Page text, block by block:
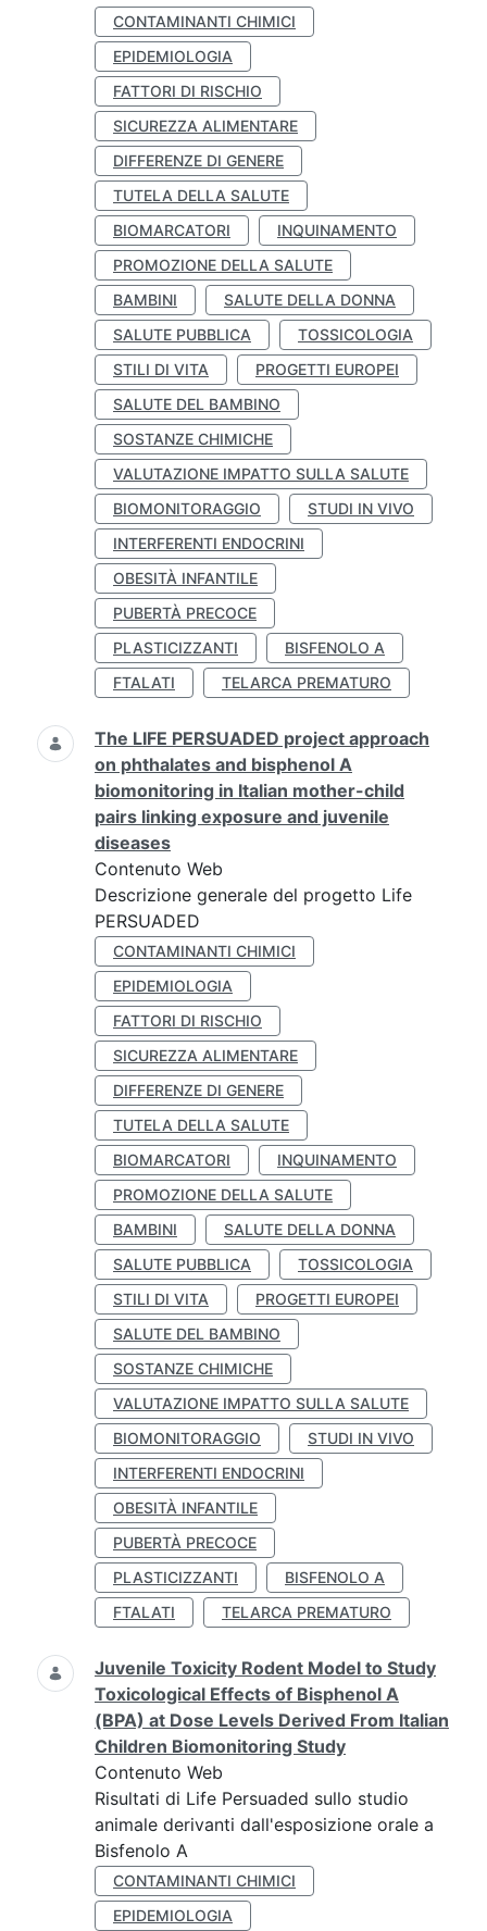
CONTAMINANTI CHIMICI
EPIDEMIOLOGIA
FATTORI DI RISCHIO
SICUREZZA ALIMENTARE
DIFFERENZE DI GENERE
TUTELA DELLA SALUTE
BIOMARCATORI
INQUINAMENTO
PROMOZIONE DELLA SALUTE
BAMBINI
SALUTE DELLA DONNA
SALUTE PUBBLICA
TOSSICOLOGIA
STILI DI VITA
PROGETTI EUROPEI
SALUTE DEL BAMBINO
SOSTANZE CHIMICHE
VALUTAZIONE IMPATTO SULLA SALUTE
BIOMONITORAGGIO
STUDI IN VIVO
INTERFERENTI ENDOCRINI
OBESITÀ INFANTILE
PUBERTÀ PRECOCE
PLASTICIZZANTI
BISFENOLO A
FTALATI
TELARCA PREMATURO
The LIFE PERSUADED project approach
on phthalates and bisphenol A
biomonitoring in Italian mother-child
pairs linking exposure and juvenile
diseases
Contenuto Web
Descrizione generale del progetto Life
PERSUADED
CONTAMINANTI CHIMICI
EPIDEMIOLOGIA
FATTORI DI RISCHIO
SICUREZZA ALIMENTARE
DIFFERENZE DI GENERE
TUTELA DELLA SALUTE
BIOMARCATORI
INQUINAMENTO
PROMOZIONE DELLA SALUTE
BAMBINI
SALUTE DELLA DONNA
SALUTE PUBBLICA
TOSSICOLOGIA
STILI DI VITA
PROGETTI EUROPEI
SALUTE DEL BAMBINO
SOSTANZE CHIMICHE
VALUTAZIONE IMPATTO SULLA SALUTE
BIOMONITORAGGIO
STUDI IN VIVO
INTERFERENTI ENDOCRINI
OBESITÀ INFANTILE
PUBERTÀ PRECOCE
PLASTICIZZANTI
BISFENOLO A
FTALATI
TELARCA PREMATURO
Juvenile Toxicity Rodent Model to Study
Toxicological Effects of Bisphenol A
(BPA) at Dose Levels Derived From Italian
Children Biomonitoring Study
Contenuto Web
Risultati di Life Persuaded sullo studio
animale derivanti dall'esposizione orale a
Bisfenolo A
CONTAMINANTI CHIMICI
EPIDEMIOLOGIA